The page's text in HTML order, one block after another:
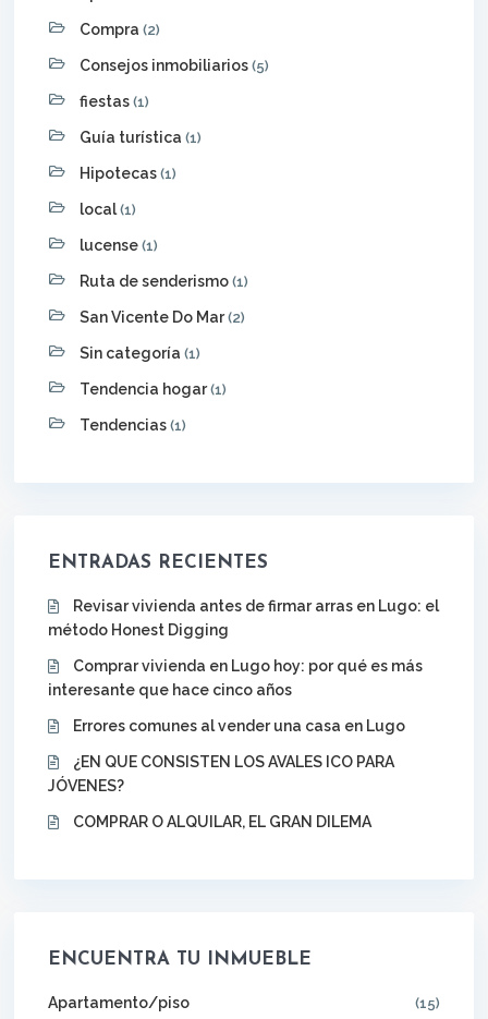
Compra (2)
Consejos inmobiliarios (5)
fiestas (1)
Guía turística (1)
Hipotecas (1)
local (1)
lucense (1)
Ruta de senderismo (1)
San Vicente Do Mar(2)
Sin categoría (1)
Tendencia hogar(1)
Tendencias (1)
ENTRADAS RECIENTES
Revisar vivienda antes de firmar arras en Lugo: el
método Honest Digging
Comprar vivienda en Lugo hoy: por qué es más
interesante que hace cinco años
Errores comunes al vender una casa en Lugo
¿EN QUE CONSISTEN LOS AVALES ICO PARA
JÓVENES?
COMPRAR O ALQUILAR, EL GRAN DILEMA
ENCUENTRA TU INMUEBLE
Apartamento/piso (15)